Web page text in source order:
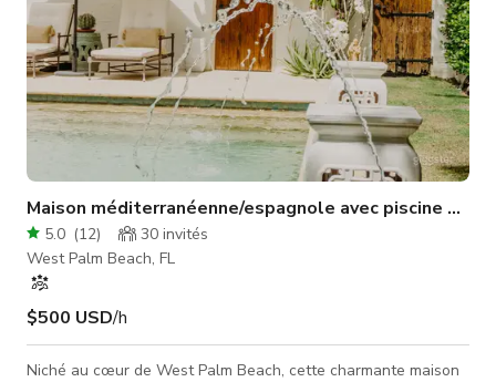
Maison méditerranéenne/espagnole avec piscine &
5.0 (12) 30 invités
West Palm Beach, FL
$500 USD/h
Niché au cœur de West Palm Beach, cette charmante maison